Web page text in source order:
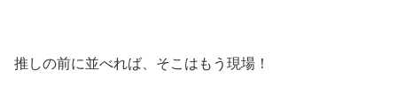
推しの前に並べれば、そこはもう現場！